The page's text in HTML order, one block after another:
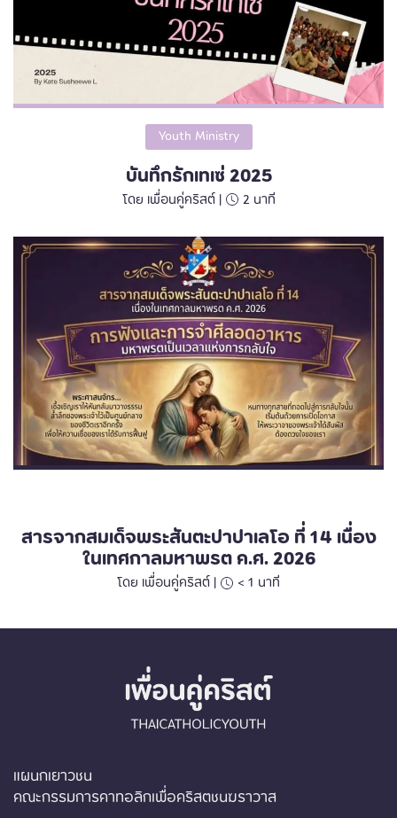
Youth Ministry
บันทึกรักเทเซ่ 2025
โดย เพื่อนคู่คริสต์ | 2 นาที
สารจากสมเด็จพระสันตะปาปาเลโอ ที่ 14 เนื่อง
ในเทศกาลมหาพรต ค.ศ. 2026
โดย เพื่อนคู่คริสต์ | < 1 นาที
แผนกเยาวชน
คณะกรรมการคาทอลิกเพื่อคริสตชนฆราวาส